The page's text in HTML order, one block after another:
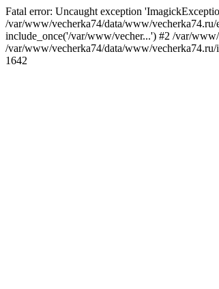
Fatal error: Uncaught exception
/var/www/vecherka74/data/www/
include_once('/var/www/vecher...') #2 /var/
/var/www/vecherka74/data/www/
1642